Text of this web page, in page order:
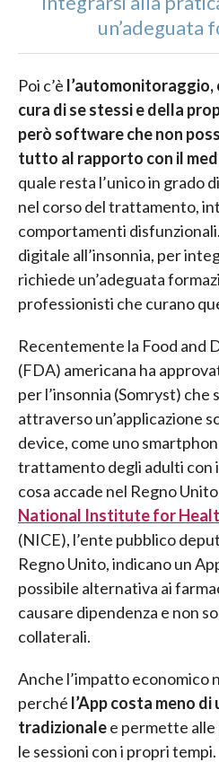
un’adeguata
Poi c’è l’automonitoraggio,
cura di se stessi e della
però software che non
tutto al rapporto con il
quale resta l’unico in grado
nel corso del trattamento,
comportamenti
digitale all’insonnia, per
richiede un’adeguata
professionisti che curano
Recentemente la Food and
(FDA) americana ha
per l’insonnia (Somryst) che
attraverso un’applicazione
device, come uno
trattamento degli adulti con
cosa accade nel Regno
National Institute for
(NICE), l’ente pubblico
Regno Unito, indicano un
possibile alternativa ai
causare dipendenza e non
collaterali.
Anche l’impatto economico
perché l’App costa meno
tradizionalee permette
le sessioni con i propri tempi.